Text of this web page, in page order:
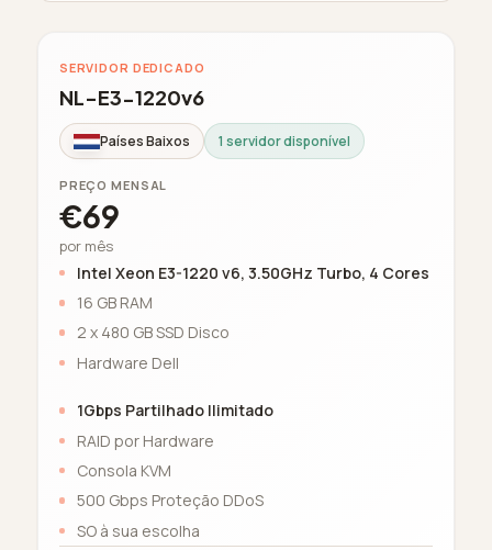
SERVIDOR DEDICADO
NL-E3-1220v6
Países Baixos 1 servidor disponível
PREÇO MENSAL
€69
por mês
Intel Xeon E3-1220 v6, 3.50GHz Turbo, 4 Cores
16 GB RAM
2 x 480 GB SSD Disco
Hardware Dell
1Gbps Partilhado Ilimitado
RAID por Hardware
Consola KVM
500 Gbps Proteção DDoS
SO à sua escolha